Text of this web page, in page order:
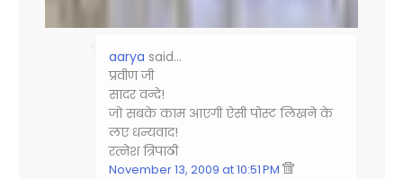
aarya said…
प्रवीण जी
सादर वन्दे!
जो सबके काम आएगी ऐसी पोस्ट लिखने के
लए धन्यवाद!
रत्नेश त्रिपाठी
November 13, 2009 at 10:51 PM